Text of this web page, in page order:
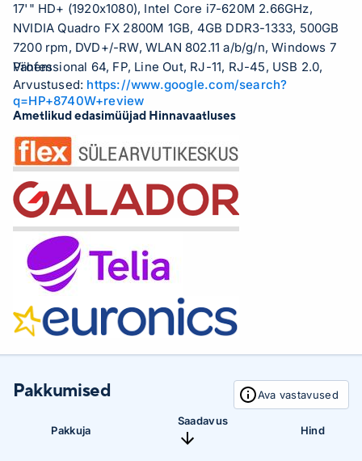
17'" HD+ (1920x1080), Intel Core i7-620M 2.66GHz,
NVIDIA Quadro FX 2800M 1GB, 4GB DDR3-1333, 500GB
7200 rpm, DVD+/-RW, WLAN 802.11 a/b/g/n, Windows 7
Professional 64, FP, Line Out, RJ-11, RJ-45, USB 2.0,
USB 3.0, DisplayPort, eSATA, Firewire, Line In, VGA-out,
Aku LITHIUM–ION 8-CELL, 3.57kg, Fin
Vähem
Arvustused: https://www.google.com/search?
q=HP+8740W+review
Ametlikud edasimüüjad Hinnavaatluses
Pakkumised Ava vastavused
Pakkuja
Saadavus
Hind